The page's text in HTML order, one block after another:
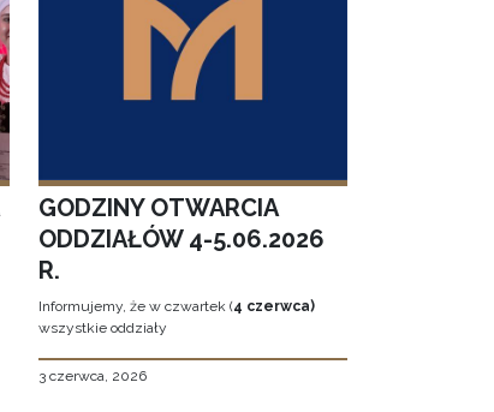
GODZINY OTWARCIA
ODDZIAŁÓW 4-5.06.2026
R.
Informujemy, że w czwartek (4 czerwca)
wszystkie oddziały
3 czerwca, 2026